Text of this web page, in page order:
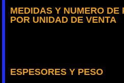
MEDIDAS Y NUMERO DE
POR UNIDAD DE VENTA
ESPESORES Y PESO